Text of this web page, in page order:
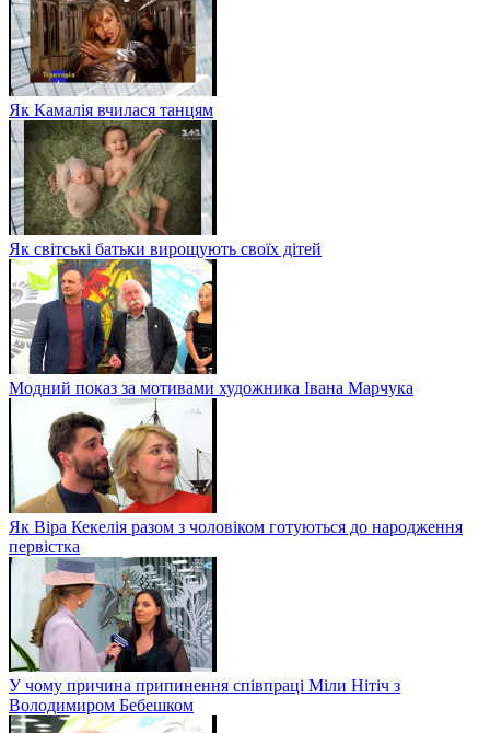
Як Камалія вчилася танцям
Як світські батьки вирощують своїх дітей
Модний показ за мотивами художника Івана Марчука
Як Віра Кекелія разом з чоловіком готуються до народження
первістка
У чому причина припинення співпраці Міли Нітіч з
Володимиром Бебешком